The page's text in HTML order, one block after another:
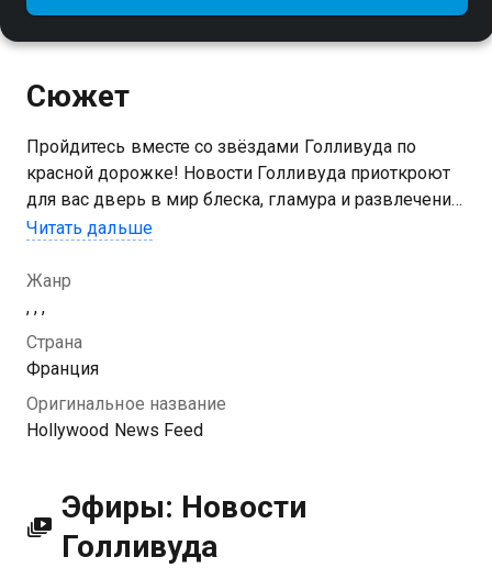
Сюжет
Пройдитесь вместе со звёздами Голливуда по
красной дорожке! Новости Голливуда приоткроют
для вас дверь в мир блеска, гламура и развлечений!
Вы узнаете всё первыми!
Читать дальше
Жанр
, , ,
Страна
Франция
Оригинальное название
Hollywood News Feed
Эфиры: Новости
Голливуда